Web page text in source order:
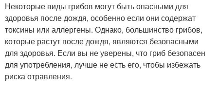
Некоторые виды грибов могут быть опасными для
здоровья после дождя, особенно если они содержат
токсины или аллергены. Однако, большинство грибов,
которые растут после дождя, являются безопасными
для здоровья. Если вы не уверены, что гриб безопасен
для употребления, лучше не есть его, чтобы избежать
риска отравления.